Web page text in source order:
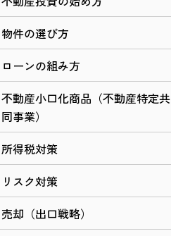
物件の選び方
ローンの組み方
不動産小口化商品（不動産特定共
同事業）
所得税対策
リスク対策
売却（出口戦略）